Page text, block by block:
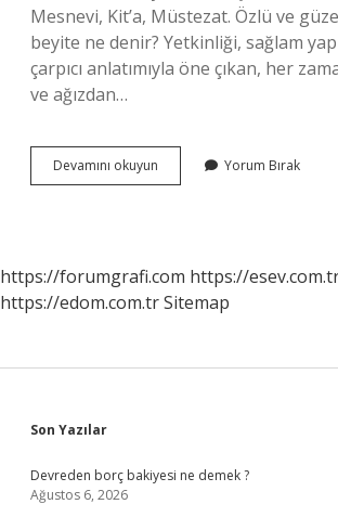
Mesnevi, Kit’a, Müstezat. Özlü ve
beyite ne denir? Yetkinliği, sağlam
çarpıcı anlatımıyla öne çıkan, her
ve ağızdan…
Devamını okuyun
Guzel
Yorum Bırak
https://forumgrafi.com https://
https://edom.com.trSitemap
Sidebar
Son Yazılar
Devreden borç bakiyesi ne demek ?
Ağustos 6, 2026